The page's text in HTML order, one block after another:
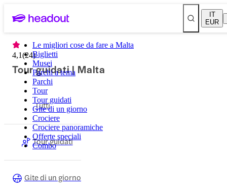
IT
EUR
Le migliori cose da fare a Malta
Biglietti
Musei
Parchi a tema
Parchi
Tour
Tour guidati
Gite di un giorno
Crociere
Crociere panoramiche
Offerte speciali
Combo
4,1(24)
Tour guidati | Malta
Tutti
Tour guidati
Gite di un giorno